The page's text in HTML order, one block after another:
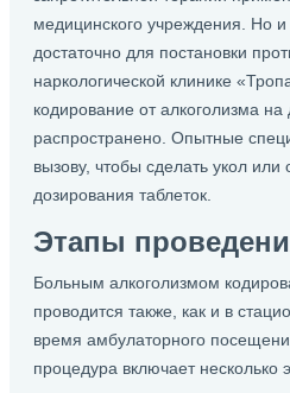
медицинского учреждения. Но
достаточно для постановки
наркологической клинике
кодирование от алкоголизма
распространено. Опытные
вызову, чтобы сделать укол
дозирования таблеток.
Этапы
Больным алкоголизмом
проводится также, как и в
время амбулаторного
процедура включает несколько